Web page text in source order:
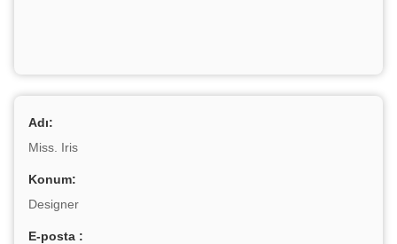
Adı:
Miss. Iris
Konum:
Designer
E-posta :